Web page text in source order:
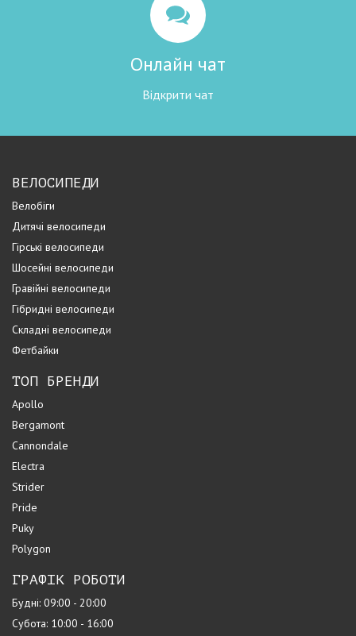
Онлайн чат
Відкрити чат
ВЕЛОСИПЕДИ
Велобіги
Дитячі велосипеди
Гірські велосипеди
Шосейні велосипеди
Гравійні велосипеди
Гібридні велосипеди
Складні велосипеди
Фетбайки
ТОП БРЕНДИ
Apollo
Bergamont
Cannondale
Electra
Strider
Pride
Puky
Polygon
ГРАФІК РОБОТИ
Будні: 09:00 - 20:00
Субота: 10:00 - 16:00